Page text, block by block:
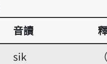
音讀
sik